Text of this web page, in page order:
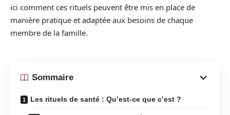
ici comment ces rituels peuvent être mis en place de
manière pratique et adaptée aux besoins de chaque
membre de la famille.
Sommaire
Les rituels de santé : Qu’est-ce que c’est ?